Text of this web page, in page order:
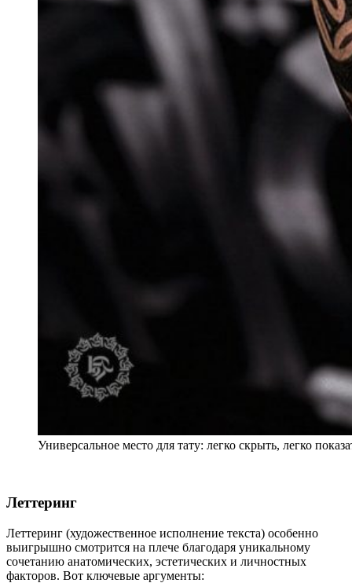
Универсальное место для тату: легко скрыть, легко
Леттеринг
Леттеринг (художественное исполнение текста) особенно
выигрышно смотрится на плече благодаря уникальному
сочетанию анатомических, эстетических и личностных
факторов. Вот ключевые аргументы: